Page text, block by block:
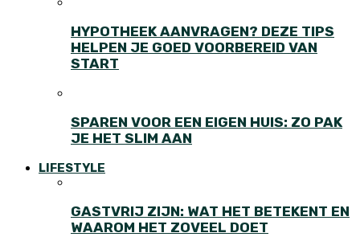
HYPOTHEEK AANVRAGEN? DEZE TIPS
HELPEN JE GOED VOORBEREID VAN
START
SPAREN VOOR EEN EIGEN HUIS: ZO PAK
JE HET SLIM AAN
LIFESTYLE
GASTVRIJ ZIJN: WAT HET BETEKENT EN
WAAROM HET ZOVEEL DOET